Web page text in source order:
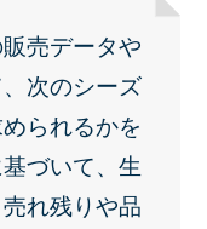
売データや
次のシーズ
られるかを
づいて、生
れ残りや品